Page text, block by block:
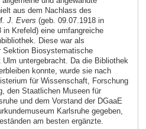
aus dem Nachlass des
J. Evers (geb. 09.07.1918 in
Krefeld) eine umfangreiche
Diese war als
Sektion Biosystematische
untergebracht. Da die Bibliothek
konnte, wurde sie nach
für Wissenschaft, Forschung
den Staatlichen Museen für
und dem Vorstand der DGaaE
Karlsruhe gegeben,
am besten ergänzte.